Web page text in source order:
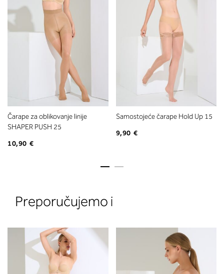
Čarape za oblikovanje linije
SHAPER PUSH 25
10,90 €
Samostojeće čarape Hold Up 15
9,90 €
Preporučujemo i